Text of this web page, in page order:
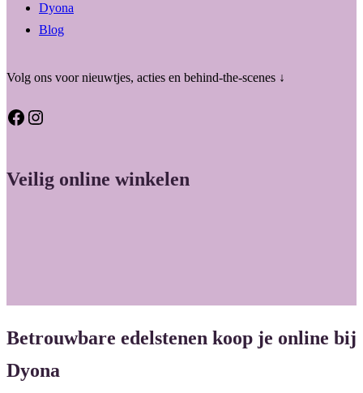
Dyona
Blog
Volg ons voor nieuwtjes, acties en behind-the-scenes ↓
Facebook Instagram
Veilig online winkelen
Betrouwbare edelstenen koop je online bij
Dyona